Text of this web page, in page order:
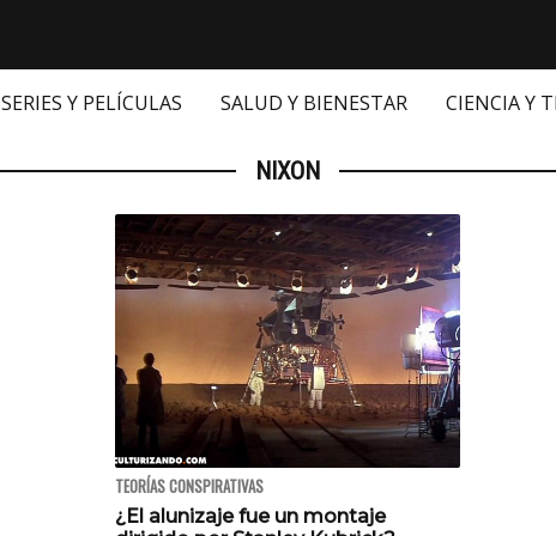
SERIES Y PELÍCULAS SALUD Y BIENESTAR CIENCIA Y
NIXON
TEORÍAS CONSPIRATIVAS
¿El alunizaje fue un montaje